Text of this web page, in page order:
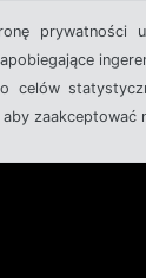
prywatności
celów